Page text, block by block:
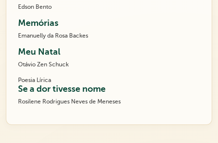
Edson Bento
Memórias
Emanuelly da Rosa Backes
Meu Natal
Otávio Zen Schuck
Poesia Lírica
Se a dor tivesse nome
Rosilene Rodrigues Neves de Meneses